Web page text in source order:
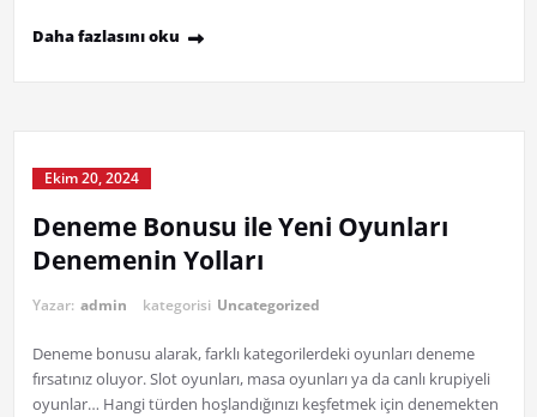
Daha fazlasını oku
Ekim 20, 2024
Deneme Bonusu ile Yeni Oyunları
Denemenin Yolları
Yazar: admin kategorisi Uncategorized
Deneme bonusu alarak, farklı kategorilerdeki oyunları deneme
fırsatınız oluyor. Slot oyunları, masa oyunları ya da canlı krupiyeli
oyunlar… Hangi türden hoşlandığınızı keşfetmek için denemekten